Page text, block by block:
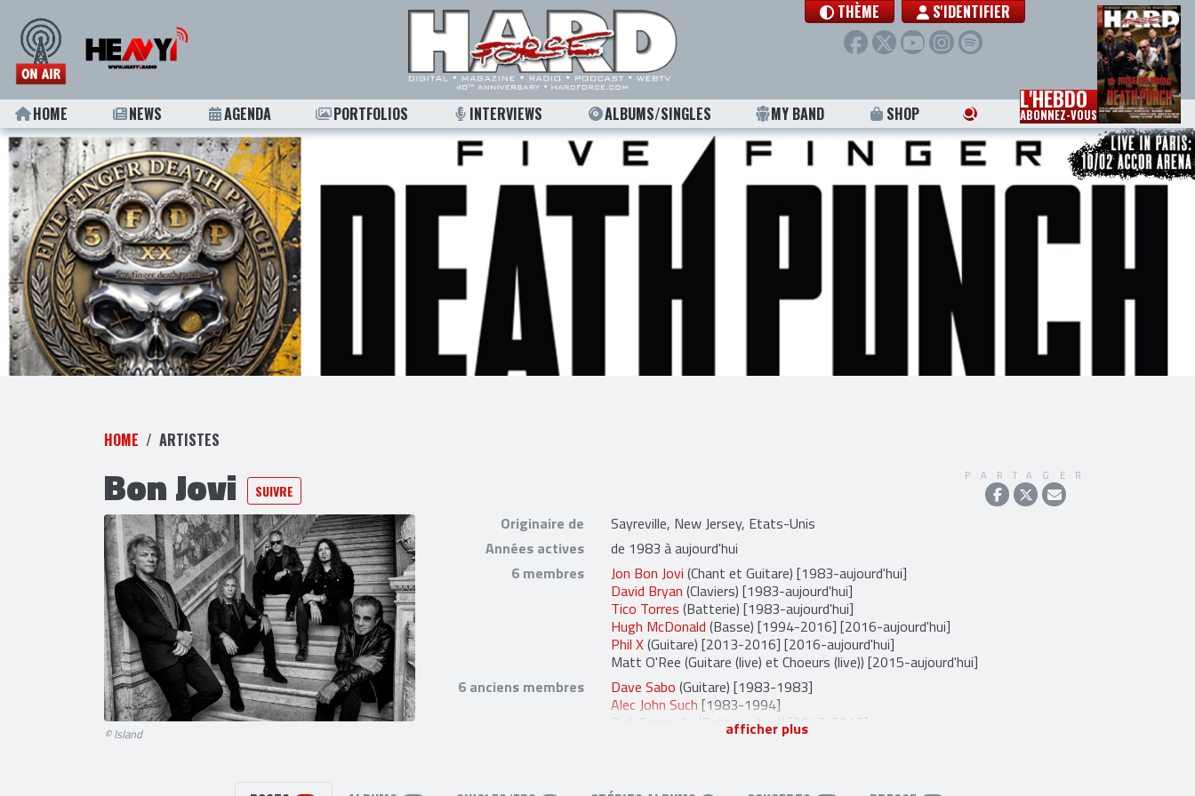
THÈME S'IDENTIFIER
HOME NEWS AGENDA PORTFOLIOS INTERVIEWS ALBUMS/SINGLES MY BAND SHOP L'HEBDO
ABONNEZ-VOUS
HOME ARTISTES
Bon Jovi SUIVRE
PARTAGER
© Island
Originaire de
Sayreville, New Jersey, Etats-Unis
Années actives
de 1983 à aujourd'hui
6 membres
Jon Bon Jovi (Chant et Guitare) [1983-aujourd'hui]
David Bryan (Claviers) [1983-aujourd'hui]
Tico Torres (Batterie) [1983-aujourd'hui]
Hugh McDonald (Basse) [1994-2016] [2016-aujourd'hui]
Phil X(Guitare) [2013-2016] [2016-aujourd'hui]
Matt O'Ree (Guitare (live) et Choeurs (live)) [2015-aujourd'hui]
6 anciens membres
Dave Sabo (Guitare) [1983-1983]
Alec John Such [1983-1994]
Rich Scannella
(Batterie (live)) [2013-2013]
(Violon) [2005-2009]
afficher plus